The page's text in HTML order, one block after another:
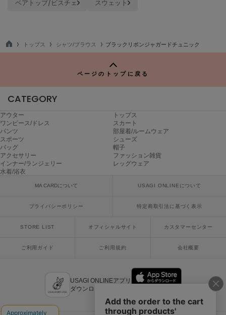
PATRICK
パトリック
poláura
ポローラ
PUMA
プーマ
Reebok
サロモン
sanrio house
SESAME STREET MARKET
セサミストリートマーケット
SHAKA
シャカ
ベアトップ/ビスチェ
スウェット
TO
トップス シャツ/ブラウス ブラックリボンジャガードチュニック
ページのトップに戻る
CATEGORY
アウター
トップス
ワンピース/ドレス
スカート
パンツ
部屋着/ルームウェア
スポーツ
シューズ
バッグ
帽子
アクセサリー
ファッション雑貨
インナー/ランジェリー
レッグウェア
水着/浴衣
MA CARDについて USAGI ONLINEについて
プライバシーポリシー 特定商取引法に基づく表示
STORE LIST オフィシャルサイト カスタマーセンター
ご利用ガイド ご利用規約 会社概要
USAGI ONLINEアプリ
ダウンロードはこちら